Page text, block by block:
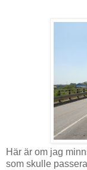
Här är om jag
som skulle